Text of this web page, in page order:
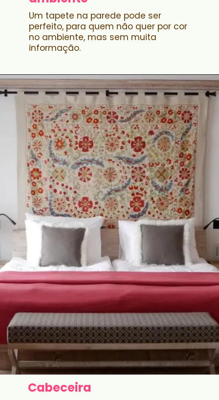
Um tapete na parede pode ser
perfeito, para quem não quer por cor
no ambiente, mas sem muita
informação.
Cabeceira